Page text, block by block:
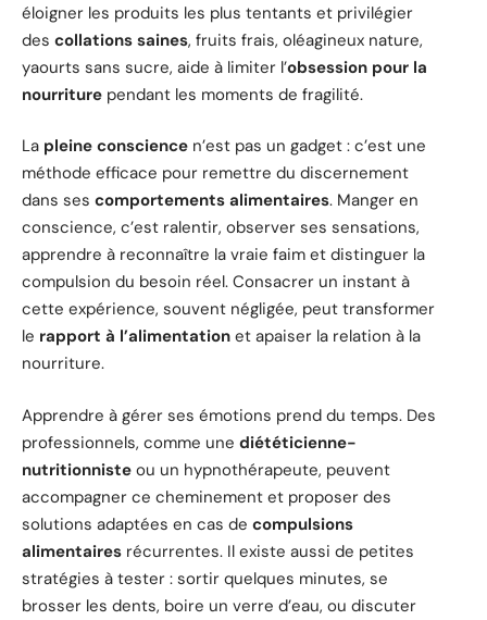
éloigner les produits les plus tentants et privilégier
des collations saines, fruits frais, oléagineux nature,
yaourts sans sucre, aide à limiter l’obsession pour la
nourriture pendant les moments de fragilité.
La pleine conscience n’est pas un gadget : c’est une
méthode efficace pour remettre du discernement
dans ses comportements alimentaires. Manger en
conscience, c’est ralentir, observer ses sensations,
apprendre à reconnaître la vraie faim et distinguer la
compulsion du besoin réel. Consacrer un instant à
cette expérience, souvent négligée, peut transformer
le rapport à l’alimentation et apaiser la relation à la
nourriture.
Apprendre à gérer ses émotions prend du temps. Des
professionnels, comme une diététicienne-
nutritionniste ou un hypnothérapeute, peuvent
accompagner ce cheminement et proposer des
solutions adaptées en cas de compulsions
alimentaires récurrentes. Il existe aussi de petites
stratégies à tester : sortir quelques minutes, se
brosser les dents, boire un verre d’eau, ou discuter